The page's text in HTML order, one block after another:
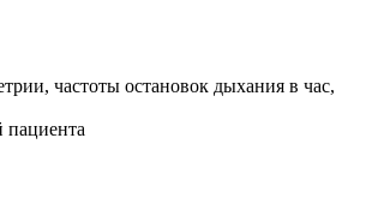
частоты остановок дыхания в час,
пациента